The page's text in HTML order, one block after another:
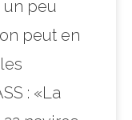
un peu
peut en
: «La